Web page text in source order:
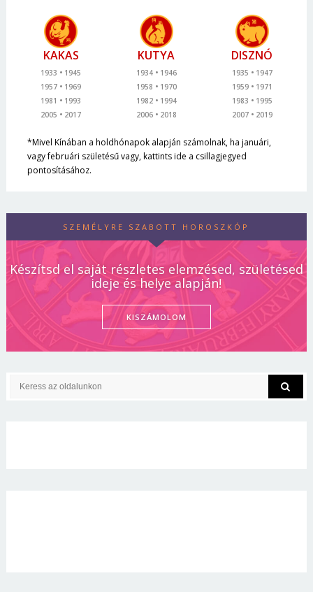
KAKAS
1933
1945
1957
1969
1981
1993
2005
2017
KUTYA
1934
1946
1958
1970
1982
1994
2006
2018
DISZNÓ
1935
1947
1959
1971
1983
1995
2007
2019
*Mivel Kínában a holdhónapok alapján számolnak, ha januári,
vagy februári születésű vagy, kattints ide a csillagjegyed
pontosításához.
SZEMÉLYRE SZABOTT HOROSZKÓP
Készítsd el saját részletes elemzésed, születésed
ideje és helye alapján!
KISZÁMOLOM